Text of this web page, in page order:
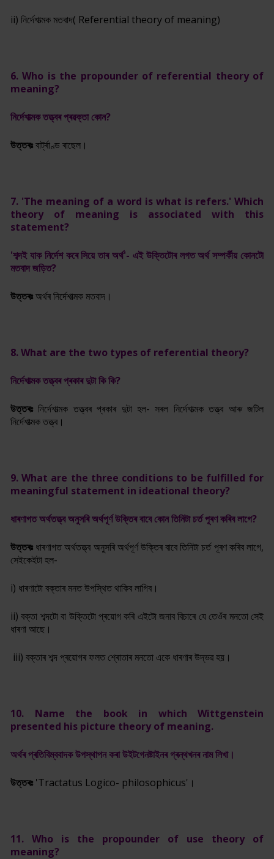
ii) নিৰ্দেশাত্মক মতবাদ( Referential theory of meaning)
6. Who is the propounder of referential theory of
meaning?
নিৰ্দেশাত্মক তত্ত্বৰ প্ৰৱক্তা কোন?
উত্তৰঃবাৰ্ট্ৰাণ্ড ৰাছেল।
7. 'The meaning of a word is what is refers.' Which
theory of meaning is associated with this
statement?
'শব্দই যাক নিৰ্দেশ কৰে সিয়ে তাৰ অৰ্থ'- এই উক্তিটোৰ লগত অৰ্থ সম্পৰ্কীয় কোনটো
মতবাদ জড়িত?
উত্তৰঃঅৰ্থৰ নিৰ্দেশাত্মক মতবাদ।
8. What are the two types of referential theory?
নিৰ্দেশাত্মক তত্ত্বৰ প্ৰকাৰ দুটা কি কি?
উত্তৰঃনিৰ্দেশাত্মক তত্ত্বৰ প্ৰকাৰ দুটা হল- সৰল নিৰ্দেশাত্মক তত্ত্ব আৰু জটিল
নিৰ্দেশাত্মক তত্ত্ব।
9. What are the three conditions to be fulfilled for
meaningful statement in ideational theory?
ধাৰণাগত অৰ্থতত্ত্ব অনুসৰি অৰ্থপূৰ্ণ উক্তিৰ বাবে কোন তিনিটা চৰ্ত পূৰণ কৰিব লাগে?
উত্তৰঃ ধাৰণাগত অৰ্থতত্ত্ব অনুসৰি অৰ্থপূৰ্ণ উক্তিৰ বাবে তিনিটা চৰ্ত পূৰণ কৰিব লাগে,
সেইকেইটা হল-
i) ধাৰণাটো বক্তাৰ মনত উপস্থিত থাকিব লাগিব।
ii) বক্তা শব্দটো বা উক্তিটো প্ৰয়োগ কৰি এইটো জনাব বিচাৰে যে তেওঁৰ মনতো সেই
ধাৰণা আছে।
iii) বক্তাৰ শব্দ প্ৰয়োগৰ ফলত শ্ৰোতাৰ মনতো একে ধাৰণাৰ উদ্ভৱ হয়।
10. Name the book in which Wittgenstein
presented his picture theory of meaning.
অৰ্থৰ প্ৰতিবিম্ববাদক উপস্থাপন কৰা উইটগেনষ্টাইনৰ গ্ৰন্থখনৰ নাম লিখা।
উত্তৰঃ 'Tractatus Logico- philosophicus'।
11. Who is the propounder of use theory of
meaning?